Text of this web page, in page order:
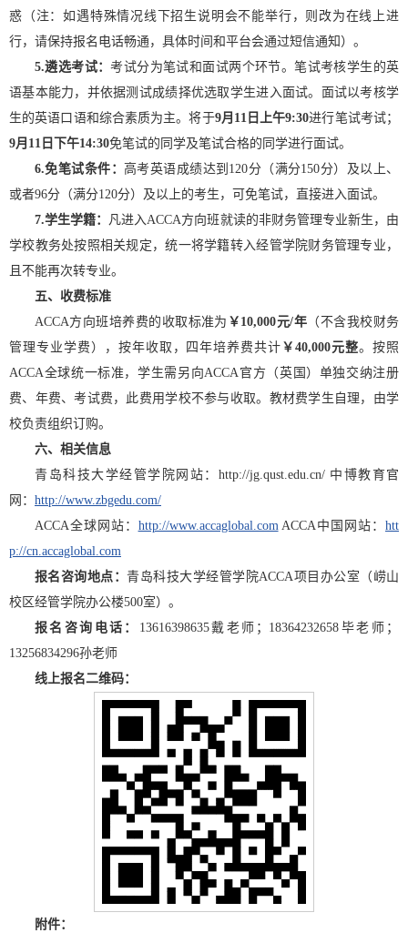
惑（注：如遇特殊情况线下招生说明会不能举行，则改为在线上进
行，请保持报名电话畅通，具体时间和平台会通过短信通知）。
5.遴选考试：考试分为笔试和面试两个环节。笔试考核学生的英
语基本能力，并依据测试成绩择优选取学生进入面试。面试以考核学
生的英语口语和综合素质为主。将于9月11日上午9:30进行笔试考试；
9月11日下午14:30免笔试的同学及笔试合格的同学进行面试。
6.免笔试条件： 高考英语成绩达到120分（满分150分）及以上、
或者96分（满分120分）及以上的考生，可免笔试，直接进入面试。
7.学生学籍： 凡进入ACCA方向班就读的非财务管理专业新生，由
学校教务处按照相关规定，统一将学籍转入经管学院财务管理专业，
且不能再次转专业。
五、收费标准
ACCA方向班培养费的收取标准为 ￥10,000元/年 （不含我校财务
管理专业学费），按年收取，四年培养费共计 ￥40,000元整。按照
ACCA全球统一标准，学生需另向ACCA官方（英国）单独交纳注册
费、年费、考试费，此费用学校不参与收取。教材费学生自理，由学
校负责组织订购。
六、相关信息
青岛科技大学经管学院网站：http://jg.qust.edu.cn/ 中博教育官
网： http://www.zbgedu.com/
ACCA全球网站： http://www.accaglobal.comACCA中国网站：htt
p://cn.accaglobal.com
报名咨询地点：青岛科技大学经管学院ACCA项目办公室（崂山
校区经管学院办公楼500室）。
报名咨询电话： 13616398635戴老师；18364232658毕老师；
13256834296孙老师
线上报名二维码：
附件：